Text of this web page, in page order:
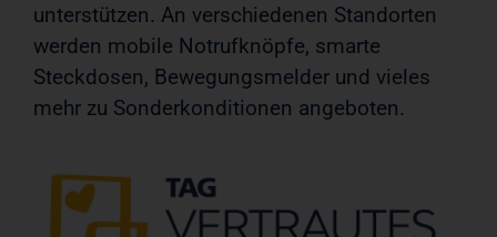
unterstützen. An verschiedenen Standorten
werden mobile Notrufknöpfe, smarte
Steckdosen, Bewegungsmelder und vieles
mehr zu Sonderkonditionen angeboten.